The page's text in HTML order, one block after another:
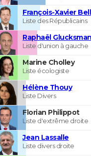
François-Xavier
Liste des Républicains
Raphaël
Liste d'union à gauche
Marine Cholley
Liste écologiste
Hélène Thouy
Liste Divers
Florian Philippot
Liste d'extrême droite
Jean Lassalle
Liste divers droite